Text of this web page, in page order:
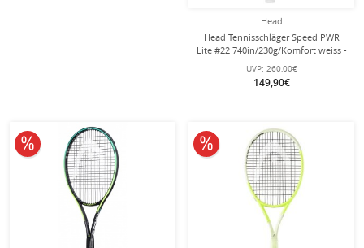
Head
Head Tennisschläger Speed PWR
Lite #22 740in/230g/Komfort weiss -
besaitet -
UVP: 260,00€
149,90€
10% reduziert 10% reduziert